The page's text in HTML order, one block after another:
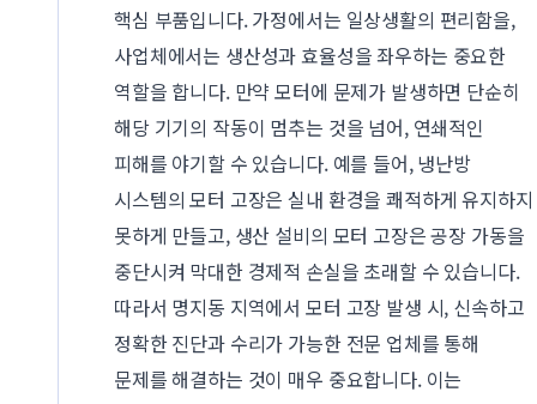
핵심 부품입니다. 가정에서는 일상생활의 편리함을,
사업체에서는 생산성과 효율성을 좌우하는 중요한
역할을 합니다. 만약 모터에 문제가 발생하면 단순히
해당 기기의 작동이 멈추는 것을 넘어, 연쇄적인
피해를 야기할 수 있습니다. 예를 들어, 냉난방
시스템의 모터 고장은 실내 환경을 쾌적하게 유지하지
못하게 만들고, 생산 설비의 모터 고장은 공장 가동을
중단시켜 막대한 경제적 손실을 초래할 수 있습니다.
따라서 명지동 지역에서 모터 고장 발생 시, 신속하고
정확한 진단과 수리가 가능한 전문 업체를 통해
문제를 해결하는 것이 매우 중요합니다. 이는